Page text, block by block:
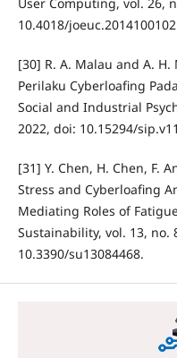
10.4018/
[30] R. A. Malau and A.
Perilaku Cyberloafing
Social and Industrial
2022, doi: 10.15294/
[31] Y. Chen, H. Chen, F.
Stress and Cyberloafing
Mediating Roles of
Sustainability, vol. 13, no.
10.3390/su13084468.